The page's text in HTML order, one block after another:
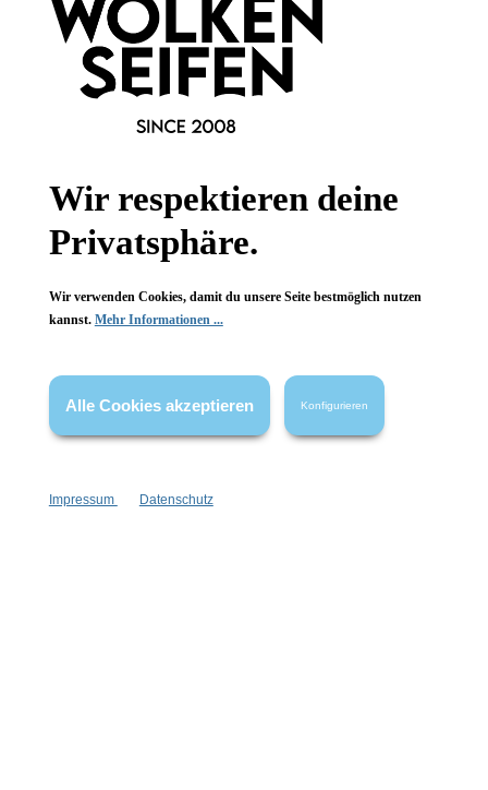
Informationen
Gesetzliche Informationen
FAQ
* Alle Preise inkl. gesetzl. Mehrwertsteuer zzgl. Versandkosten
wenn nicht anders angegeben.
Wir respektieren deine
Privatsphäre.
Wir verwenden Cookies, damit du unsere Seite bestmöglich nutzen
kannst. Mehr Informationen ...
Alle Cookies akzeptieren Konfigurieren
Impressum Datenschutz